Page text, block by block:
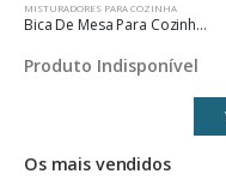
MISTURADORES PARA COZINHA
Bica De Mesa Para Cozinha Deca You Inox
Produto Indisponível
Os mais vendidos